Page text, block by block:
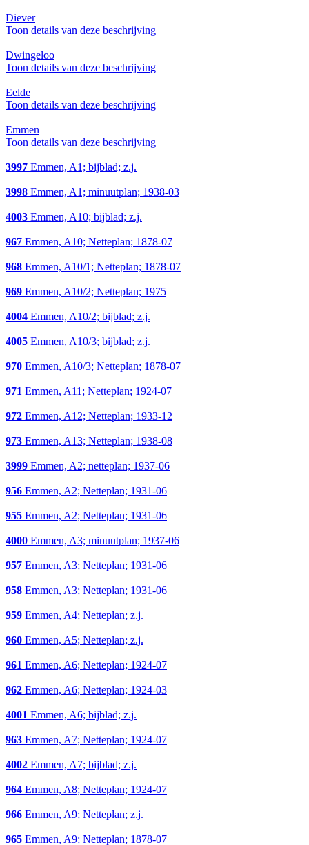
Diever
Toon details van deze beschrijving
Dwingeloo
Toon details van deze beschrijving
Eelde
Toon details van deze beschrijving
Emmen
Toon details van deze beschrijving
3997 Emmen, A1; bijblad; z.j.
3998 Emmen, A1; minuutplan; 1938-03
4003 Emmen, A10; bijblad; z.j.
967 Emmen, A10; Netteplan; 1878-07
968 Emmen, A10/1; Netteplan; 1878-07
969 Emmen, A10/2; Netteplan; 1975
4004 Emmen, A10/2; bijblad; z.j.
4005 Emmen, A10/3; bijblad; z.j.
970 Emmen, A10/3; Netteplan; 1878-07
971 Emmen, A11; Netteplan; 1924-07
972 Emmen, A12; Netteplan; 1933-12
973 Emmen, A13; Netteplan; 1938-08
3999 Emmen, A2; netteplan; 1937-06
956 Emmen, A2; Netteplan; 1931-06
955 Emmen, A2; Netteplan; 1931-06
4000 Emmen, A3; minuutplan; 1937-06
957 Emmen, A3; Netteplan; 1931-06
958 Emmen, A3; Netteplan; 1931-06
959 Emmen, A4; Netteplan; z.j.
960 Emmen, A5; Netteplan; z.j.
961 Emmen, A6; Netteplan; 1924-07
962 Emmen, A6; Netteplan; 1924-03
4001 Emmen, A6; bijblad; z.j.
963 Emmen, A7; Netteplan; 1924-07
4002 Emmen, A7; bijblad; z.j.
964 Emmen, A8; Netteplan; 1924-07
966 Emmen, A9; Netteplan; z.j.
965 Emmen, A9; Netteplan; 1878-07